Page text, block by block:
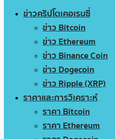
ข่าวคริปโตเคอเรนซี่
ข่าว Bitcoin
ข่าว Ethereum
ข่าว Binance Coin
ข่าว Dogecoin
ข่าว Ripple (XRP)
ราคาและการวิเคราะห์
ราคา Bitcoin
ราคา Ethereum